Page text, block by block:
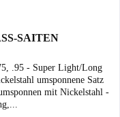
SAITEN
.95 - Super Light/Long
umsponnene Satz
mit Nickelstahl -